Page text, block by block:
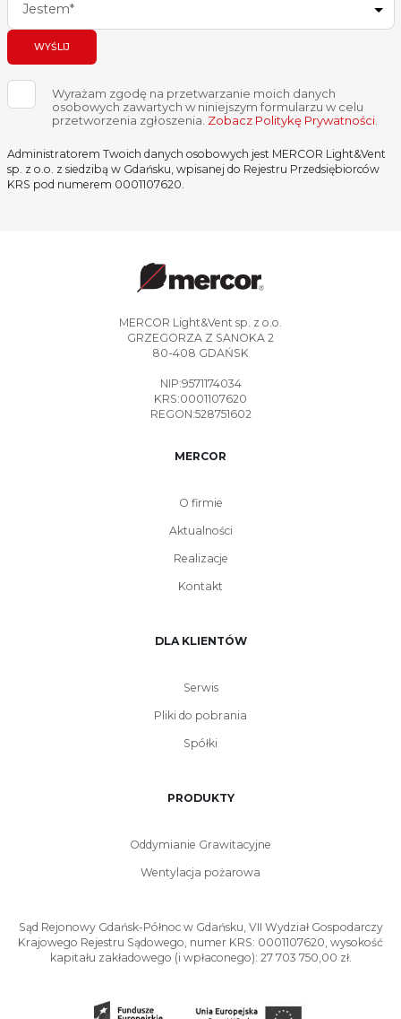
Jestem*
WYŚLIJ
Wyrażam zgodę na przetwarzanie moich danych
osobowych zawartych w niniejszym formularzu w celu
przetworzenia zgłoszenia. Zobacz Politykę Prywatności.
Administratorem Twoich danych osobowych jest MERCOR Light&Vent
sp. z o.o. z siedzibą w Gdańsku, wpisanej do Rejestru Przedsiębiorców
KRS pod numerem 0001107620.
MERCOR Light&Vent sp. z o.o.
GRZEGORZA Z SANOKA 2
80-408 GDAŃSK
NIP:9571174034
KRS:0001107620
REGON:528751602
MERCOR
O firmie
Aktualności
Realizacje
Kontakt
DLA KLIENTÓW
Serwis
Pliki do pobrania
Spółki
PRODUKTY
Oddymianie Grawitacyjne
Wentylacja pożarowa
Sąd Rejonowy Gdańsk-Północ w Gdańsku, VII Wydział Gospodarczy
Krajowego Rejestru Sądowego, numer KRS: 0001107620, wysokość
kapitału zakładowego (i wpłaconego): 27 703 750,00 zł.